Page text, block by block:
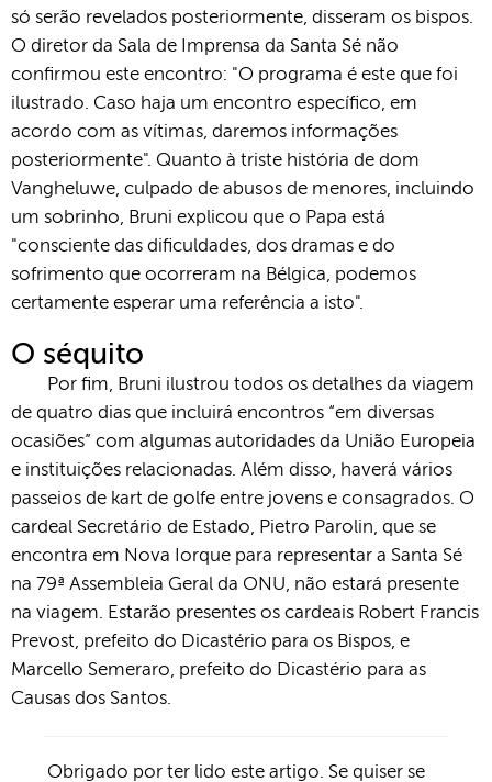
só serão revelados posteriormente, disseram os bispos.
O diretor da Sala de Imprensa da Santa Sé não
confirmou este encontro: "O programa é este que foi
ilustrado. Caso haja um encontro específico, em
acordo com as vítimas, daremos informações
posteriormente". Quanto à triste história de dom
Vangheluwe, culpado de abusos de menores, incluindo
um sobrinho, Bruni explicou que o Papa está
"consciente das dificuldades, dos dramas e do
sofrimento que ocorreram na Bélgica, podemos
certamente esperar uma referência a isto".
O séquito
Por fim, Bruni ilustrou todos os detalhes da viagem
de quatro dias que incluirá encontros “em diversas
ocasiões” com algumas autoridades da União Europeia
e instituições relacionadas. Além disso, haverá vários
passeios de kart de golfe entre jovens e consagrados. O
cardeal Secretário de Estado, Pietro Parolin, que se
encontra em Nova Iorque para representar a Santa Sé
na 79ª Assembleia Geral da ONU, não estará presente
na viagem. Estarão presentes os cardeais Robert Francis
Prevost, prefeito do Dicastério para os Bispos, e
Marcello Semeraro, prefeito do Dicastério para as
Causas dos Santos.
Obrigado por ter lido este artigo. Se quiser se